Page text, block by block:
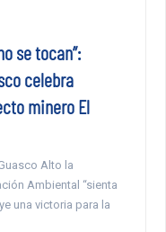
se tocan”:
celebra
minero El
Alto la
Ambiental “sienta
una victoria para la